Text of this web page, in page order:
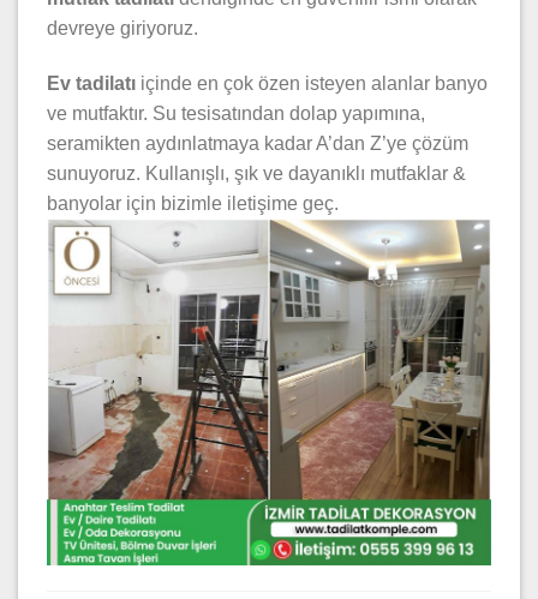
devreye giriyoruz.
Ev tadilatı içinde en çok özen isteyen alanlar banyo
ve mutfaktır. Su tesisatından dolap yapımına,
seramikten aydınlatmaya kadar A’dan Z’ye çözüm
sunuyoruz. Kullanışlı, şık ve dayanıklı mutfaklar &
banyolar için bizimle iletişime geç.